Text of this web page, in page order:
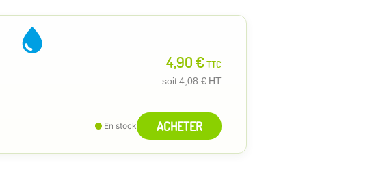
4,90 €TTC
soit4,08 € HT
En stock ACHETER